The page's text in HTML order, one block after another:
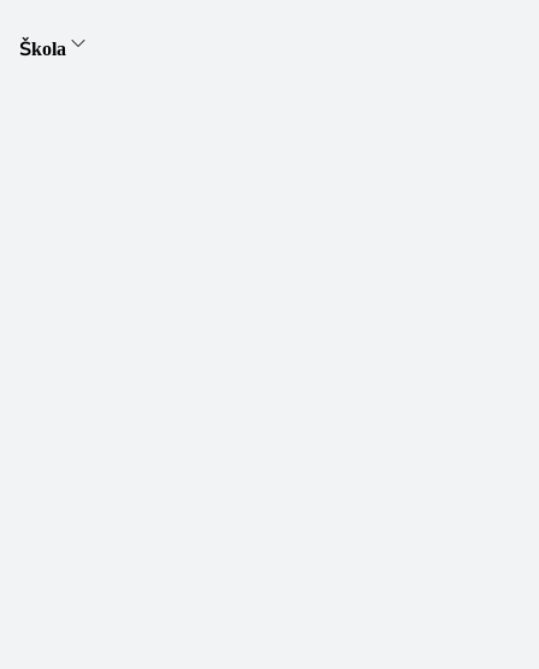
Škola